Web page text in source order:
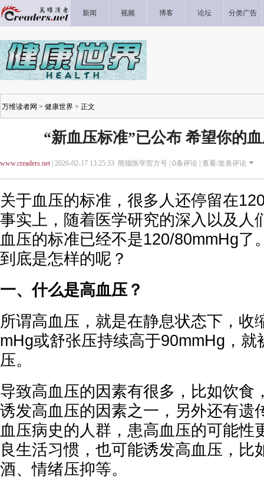
新闻 视频 博客 论坛 分类广告
万维读者网 > 健康世界 > 正文
“新血压标准”已公布 希望你的
www.creaders.net| 2026-02-17 13:25:33 熊猫医学官方号 | 0条评论 | 查看/发表评论
关于血压的标准，很多人还停留在
事实上，随着医学研究的深入以及人
血压的标准已经不是120/80mmHg了
到底是怎样的呢？
一、什么是高血压？
所谓高血压，就是在静息状态下，收
mHg或舒张压持续高于90mmHg，就
压。
导致高血压的因素有很多，比如饮食
诱发高血压的因素之一，另外还有遗
血压病史的人群，患高血压的可能性
良生活习惯，也可能诱发高血压，比
酒、情绪压抑等。